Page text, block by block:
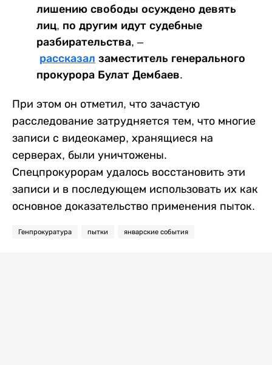
лишению свободы осуждено девять
лиц, по другим идут судебные
разбирательства, –
рассказал заместитель генерального
прокурора Булат Дембаев.
При этом он отметил, что зачастую
расследование затрудняется тем, что многие
записи с видеокамер, хранящиеся на
серверах, были уничтожены.
Спецпрокурорам удалось восстановить эти
записи и в последующем использовать их как
основное доказательство применения пыток.
Генпрокуратура пытки январские события